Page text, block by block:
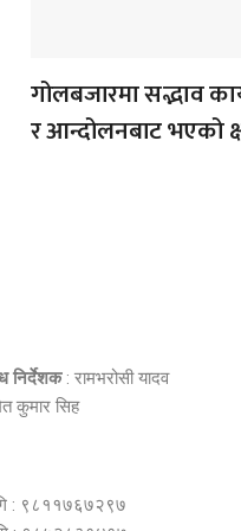
गोलबजारमा सद्भाव
र आन्दोलनबाट भएको
निर्देशक: रामभरोसी यादव
कुमार सिह
: ९८११७६७२९७